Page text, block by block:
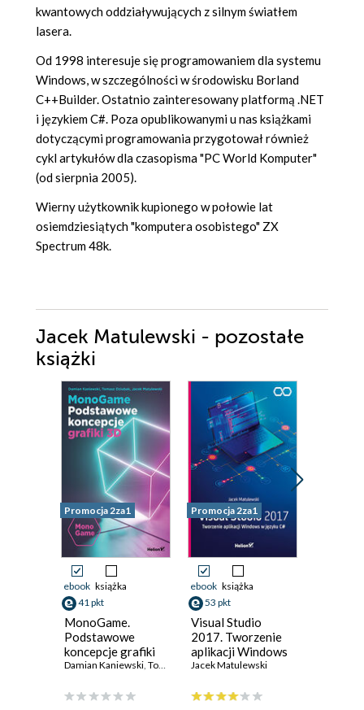
kwantowych oddziaływujących z silnym światłem
lasera.
Od 1998 interesuje się programowaniem dla systemu
Windows, w szczególności w środowisku Borland
C++Builder. Ostatnio zainteresowany platformą .NET
i językiem C#. Poza opublikowanymi u nas książkami
dotyczącymi programowania przygotował również
cykl artykułów dla czasopisma "PC World Komputer"
(od sierpnia 2005).
Wierny użytkownik kupionego w połowie lat
osiemdziesiątych "komputera osobistego" ZX
Spectrum 48k.
Jacek Matulewski - pozostałe
książki
Promocja 2za1
ebook książka
41 pkt
MonoGame.
Podstawowe
koncepcje grafiki
3D
Damian Kaniewski Tomasz Dziubak ,Jacek Matulewski
Promocja 2za1
ebook książka
53 pkt
Visual Studio
2017. Tworzenie
aplikacji Windows
w języku C#
Jacek Matulewski